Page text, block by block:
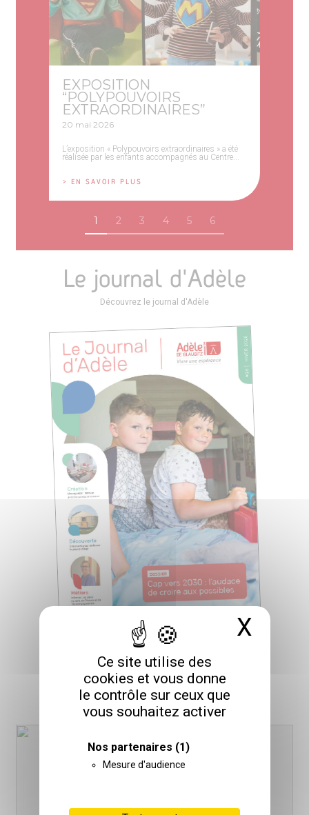
Ce site utilise des
cookies et vous donne
le contrôle sur ceux que
vous souhaitez activer
Nos partenaires (1)
Mesure d'audience
X
EXPOSITION
“POLYPOUVOIRS
EXTRAORDINAIRES”
20 mai 2026
L’exposition « Polypouvoirs extraordinaires » a été
réalisée par les enfants accompagnés au Centre...
> EN SAVOIR PLUS
1 2 3 4 5 6
Le journal d'Adèle
Découvrez le journal d'Adèle
Suivez-nous
Sur les réseaux sociaux